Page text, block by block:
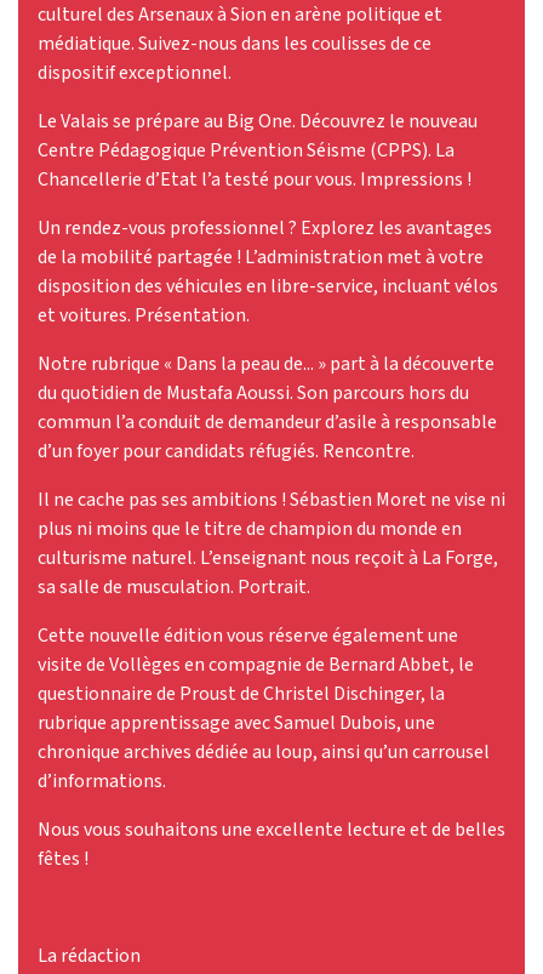
culturel des Arsenaux à Sion en arène politique et
médiatique. Suivez-nous dans les coulisses de ce
dispositif exceptionnel.
Le Valais se prépare au Big One. Découvrez le nouveau
Centre Pédagogique Prévention Séisme (CPPS). La
Chancellerie d’Etat l’a testé pour vous. Impressions !
Un rendez-vous professionnel ? Explorez les avantages
de la mobilité partagée ! L’administration met à votre
disposition des véhicules en libre-service, incluant vélos
et voitures. Présentation.
Notre rubrique « Dans la peau de... » part à la découverte
du quotidien de Mustafa Aoussi. Son parcours hors du
commun l’a conduit de demandeur d’asile à responsable
d’un foyer pour candidats réfugiés. Rencontre.
Il ne cache pas ses ambitions ! Sébastien Moret ne vise ni
plus ni moins que le titre de champion du monde en
culturisme naturel. L’enseignant nous reçoit à La Forge,
sa salle de musculation. Portrait.
Cette nouvelle édition vous réserve également une
visite de Vollèges en compagnie de Bernard Abbet, le
questionnaire de Proust de Christel Dischinger, la
rubrique apprentissage avec Samuel Dubois, une
chronique archives dédiée au loup, ainsi qu’un carrousel
d’informations.
Nous vous souhaitons une excellente lecture et de belles
fêtes !
La rédaction